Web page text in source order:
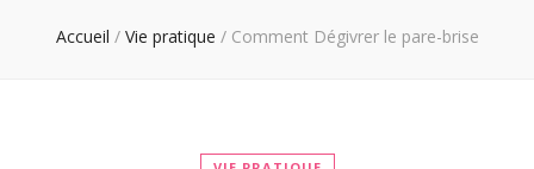
Accueil / Vie pratique / Comment Dégivrer le pare-brise